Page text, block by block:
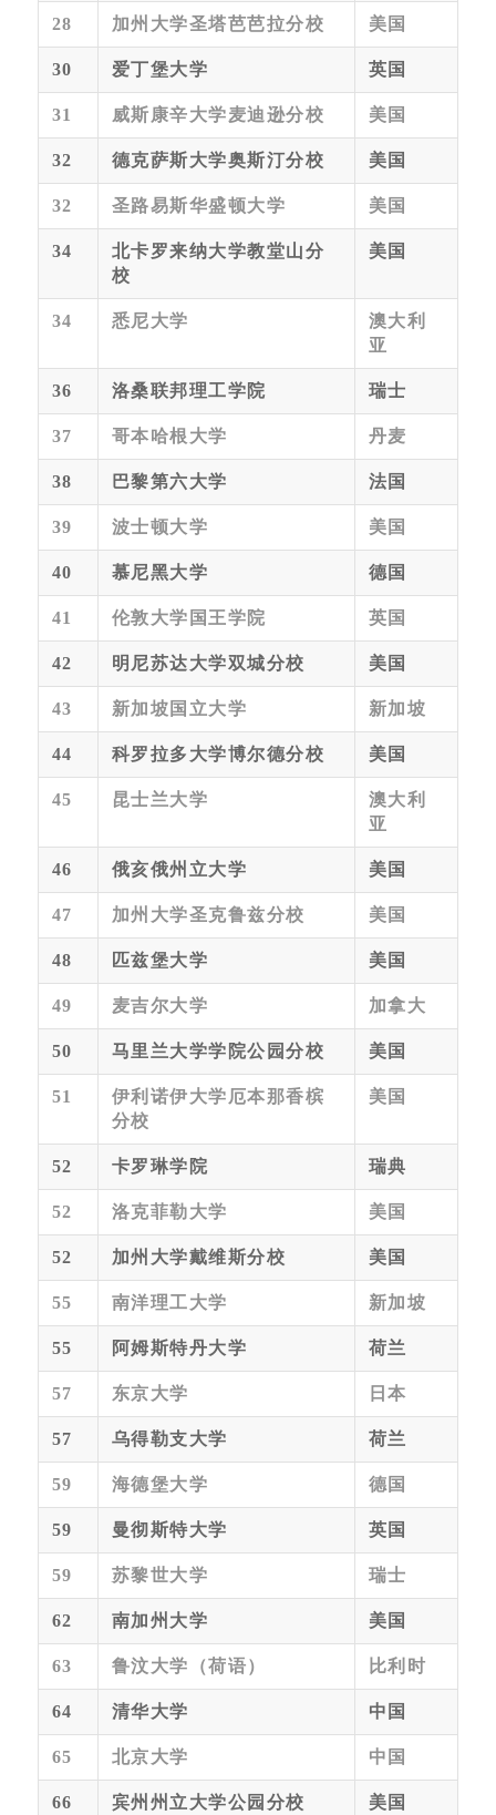
28 加州大学圣塔芭芭拉分校 美国
30 爱丁堡大学 英国
31 威斯康辛大学麦迪逊分校 美国
32 德克萨斯大学奥斯汀分校 美国
32 圣路易斯华盛顿大学 美国
34
北卡罗来纳大学教堂山分
校
美国
34 悉尼大学
澳大利
亚
36 洛桑联邦理工学院 瑞士
37 哥本哈根大学 丹麦
38 巴黎第六大学 法国
39 波士顿大学 美国
40 慕尼黑大学 德国
41 伦敦大学国王学院 英国
42 明尼苏达大学双城分校 美国
43 新加坡国立大学 新加坡
44 科罗拉多大学博尔德分校 美国
45 昆士兰大学
澳大利
亚
46 俄亥俄州立大学 美国
47 加州大学圣克鲁兹分校 美国
48 匹兹堡大学 美国
49 麦吉尔大学 加拿大
50 马里兰大学学院公园分校 美国
51
伊利诺伊大学厄本那香槟
分校
美国
52 卡罗琳学院 瑞典
52 洛克菲勒大学 美国
52 加州大学戴维斯分校 美国
55 南洋理工大学 新加坡
55 阿姆斯特丹大学 荷兰
57 东京大学 日本
57 乌得勒支大学 荷兰
59 海德堡大学 德国
59 曼彻斯特大学 英国
59 苏黎世大学 瑞士
62 南加州大学 美国
63 鲁汶大学（荷语） 比利时
64 清华大学 中国
65 北京大学 中国
66 宾州州立大学公园分校 美国